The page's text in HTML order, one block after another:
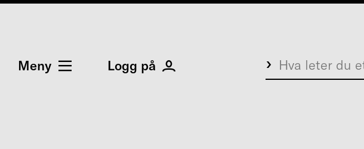
Meny Logg på Søk